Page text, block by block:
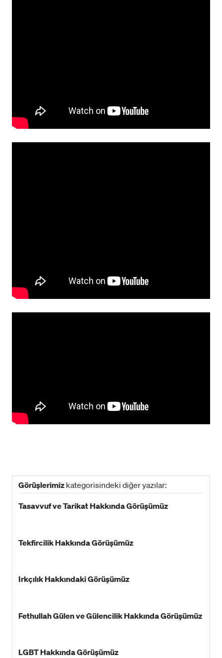
Görüşlerimiz kategorisindeki diğer yazılar:
Tasavvuf ve Tarikat Hakkında Görüşümüz
Tekfircilik Hakkında Görüşümüz
Irkçılık Hakkındaki Görüşümüz
Fethullah Gülen ve Gülencilik Hakkında Görüşümüz
LGBT Hakkında Görüşümüz